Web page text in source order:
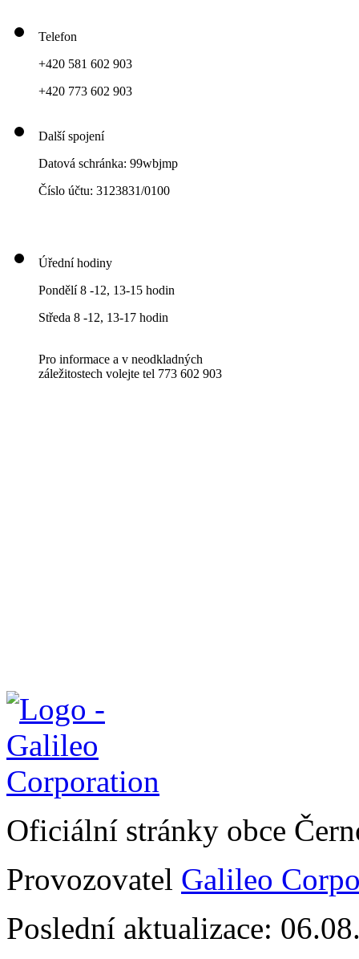
Telefon
+420 581 602 903
+420 773 602 903
Další spojení
Datová schránka: 99wbjmp
Číslo účtu: 3123831/0100
Úřední hodiny
Pondělí 8 -12, 13-15 hodin
Středa 8 -12, 13-17 hodin
Pro informace a v neodkladných
záležitostech volejte tel 773 602 903
Oficiální stránky obce
Provozovatel Galileo
Poslední aktualizace: